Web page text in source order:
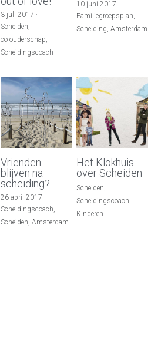
3 juli 2017 ·
Scheiden,
co-ouderschap,
Scheidingscoach
10 juni 2017 ·
Familiegroepsplan,
Scheiding, Amsterdam
Vrienden
blijven na
scheiding?
26 april 2017 ·
Scheidingscoach,
Scheiden, Amsterdam
Het Klokhuis
over Scheiden
Scheiden,
Scheidingscoach,
Kinderen